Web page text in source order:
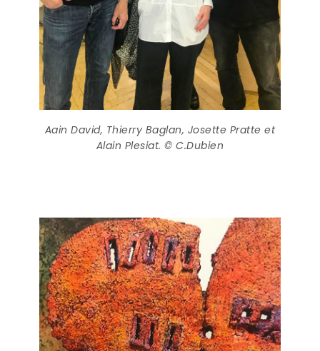
Aain David, Thierry Baglan, Josette Pratte et
Alain Plesiat. © C.Dubien